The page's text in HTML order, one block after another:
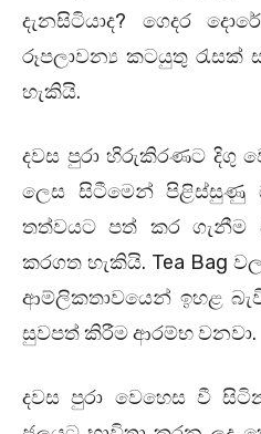
දැනසිටියාද? ගෙදර
රූපලාවන්‍ය කටයුතු රැසක්
හැකියි.
දවස පුරා හිරුකිරණට දිගු
ලෙස සිටීමෙන් පිළිස්සුණු
තත්වයට පත් කර ගැනීම
කරගත හැකියි. Tea Bag
ආම්ලිකතාවයෙන් ඉහළ
සුවපත් කිරීම ආරම්භ වනවා.
දවස පුරා වෙහෙස වී